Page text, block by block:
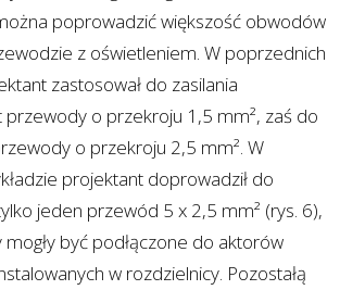
poprowadzić większość obwodów
z oświetleniem. W poprzednich
zastosował do zasilania
przewody o przekroju 1,5 mm², zaś do
o przekroju 2,5 mm². W
projektant doprowadził do
jeden przewód 5 x 2,5 mm² (rys. 6),
mogły być podłączone do aktorów
w rozdzielnicy. Pozostałą